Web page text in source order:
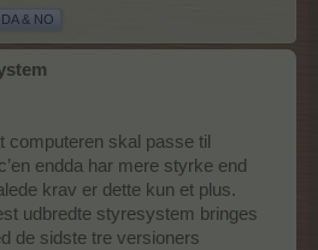
& NO
computeren skal passe til
endda har mere styrke end
krav er dette kun et plus.
udbredte styresystem bringes
de sidste tre versioners